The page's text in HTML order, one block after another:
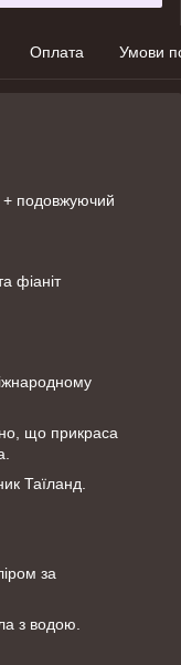
Оплата Умови
подовжуючий
фіаніт
що прикраса
Таїланд.
за
з водою.